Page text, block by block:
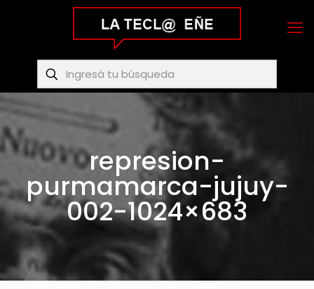
represion-
purmamarca-jujuy-
002-1024×683